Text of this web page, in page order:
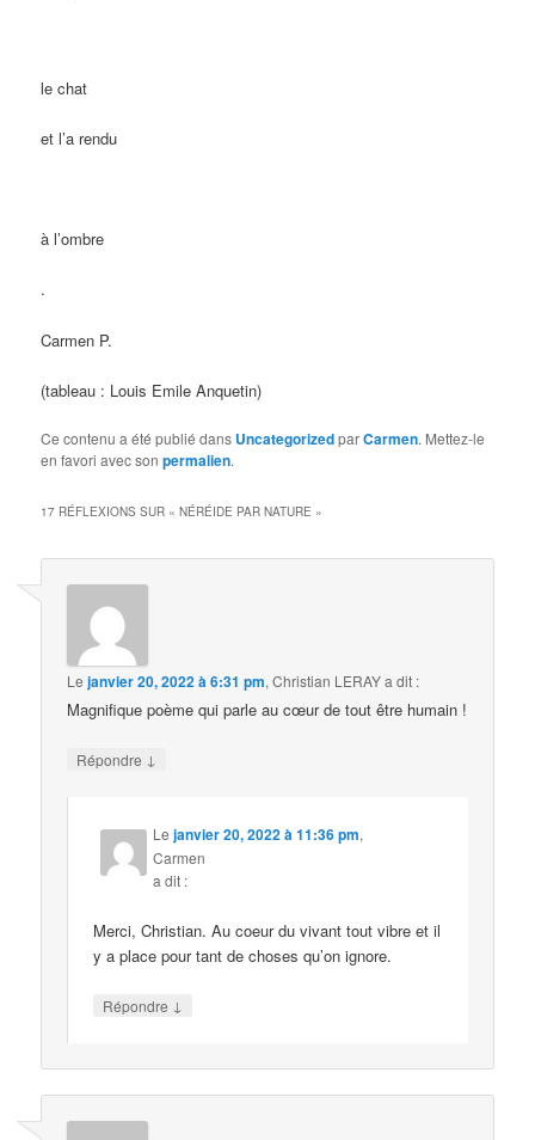
le chat
et l’a rendu
à l’ombre
.
Carmen P.
(tableau : Louis Emile Anquetin)
Ce contenu a été publié dans UncategorizedparCarmen. Mettez-le
en favori avec sonpermalien.
17 RÉFLEXIONS SUR «NÉRÉIDE PAR NATURE »
Lejanvier 20, 2022 à 6:31 pm,Christian LERAYa dit :
Magnifique poème qui parle au cœur de tout être humain !
Répondre ↓
Lejanvier 20, 2022 à 11:36 pm,
Carmen
a dit :
Merci, Christian. Au coeur du vivant tout vibre et il
y a place pour tant de choses qu’on ignore.
Répondre ↓